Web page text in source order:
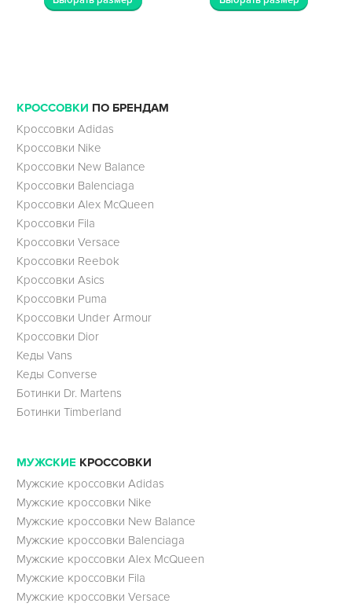
КРОССОВКИ ПО БРЕНДАМ
Кроссовки Adidas
Кроссовки Nike
Кроссовки New Balance
Кроссовки Balenciaga
Кроссовки Alex McQueen
Кроссовки Fila
Кроссовки Versace
Кроссовки Reebok
Кроссовки Asics
Кроссовки Puma
Кроссовки Under Armour
Кроссовки Dior
Кеды Vans
Кеды Converse
Ботинки Dr. Martens
Ботинки Timberland
МУЖСКИЕ КРОССОВКИ
Мужские кроссовки Adidas
Мужские кроссовки Nike
Мужские кроссовки New Balance
Мужские кроссовки Balenciaga
Мужские кроссовки Alex McQueen
Мужские кроссовки Fila
Мужские кроссовки Versace